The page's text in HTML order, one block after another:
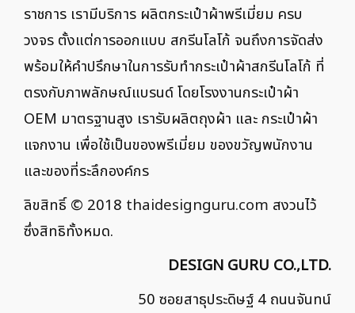
ราชการ เรามีบริการ ผลิตกระเป๋าผ้าพรีเมี่ยม ครบ
วงจร ตั้งแต่การออกแบบ สกรีนโลโก้ จนถึงการจัดส่ง
พร้อมให้คำปรึกษาในการรับทำกระเป๋าผ้าสกรีนโลโก้ ที่
ตรงกับภาพลักษณ์แบรนด์ โดยโรงงานกระเป๋าผ้า
OEM มาตรฐานสูง เรารับผลิตถุงผ้า และ กระเป๋าผ้า
แจกงาน เพื่อใช้เป็นของพรีเมี่ยม ของขวัญพนักงาน
และของที่ระลึกองค์กร
ลิขสิทธิ์ © 2018 thaidesignguru.com สงวนไว้
ซึ่งสิทธิทั้งหมด.
DESIGN GURU CO.,LTD.
50 ซอยสาธุประดิษฐ์ 4 ถนนจันทน์